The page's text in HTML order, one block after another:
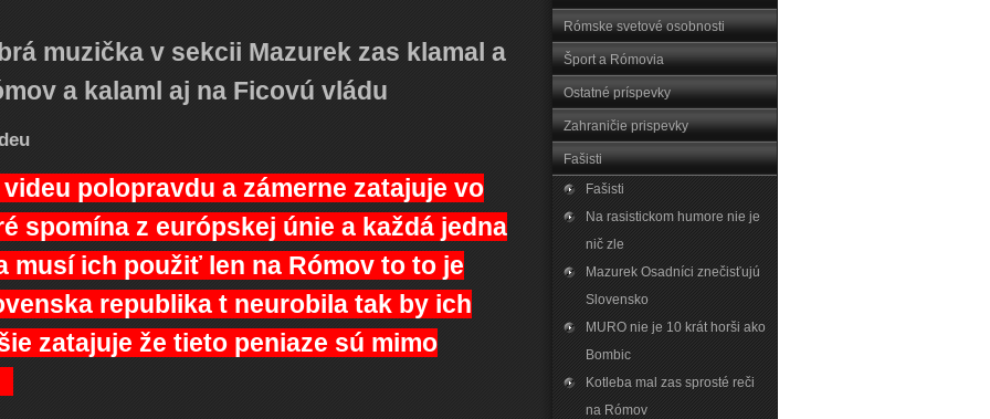
muzička v sekcii Mazurek zas klamal a
a kalaml aj na Ficovú vládu
polopravdu a zámerne zatajuje vo
spomína z európskej únie a každá jedna
musí ich použiť len na Rómov to to je
republika t neurobila tak by ich
zatajuje že tieto peniaze sú mimo
Rómske svetové osobnosti
Šport a Rómovia
Ostatné príspevky
Zahraničie prispevky
Fašisti
Fašisti
Na rasistickom humore nie je
nič zle
Mazurek Osadníci znečisťujú
Slovensko
MURO nie je 10 krát horši ako
Bombic
Kotleba mal zas sprosté reči
na Rómov